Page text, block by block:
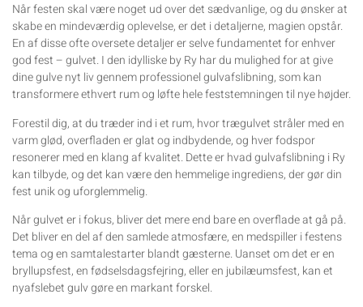
Når festen skal være noget ud over det sædvanlige, og du ønsker at
skabe en mindeværdig oplevelse, er det i detaljerne, magien opstår.
En af disse ofte oversete detaljer er selve fundamentet for enhver
god fest – gulvet. I den idylliske by Ry har du mulighed for at give
dine gulve nyt liv gennem professionel gulvafslibning, som kan
transformere ethvert rum og løfte hele feststemningen til nye højder.
Forestil dig, at du træder ind i et rum, hvor trægulvet stråler med en
varm glød, overfladen er glat og indbydende, og hver fodspor
resonerer med en klang af kvalitet. Dette er hvad gulvafslibning i Ry
kan tilbyde, og det kan være den hemmelige ingrediens, der gør din
fest unik og uforglemmelig.
Når gulvet er i fokus, bliver det mere end bare en overflade at gå på.
Det bliver en del af den samlede atmosfære, en medspiller i festens
tema og en samtalestarter blandt gæsterne. Uanset om det er en
bryllupsfest, en fødselsdagsfejring, eller en jubilæumsfest, kan et
nyafslebet gulv gøre en markant forskel.